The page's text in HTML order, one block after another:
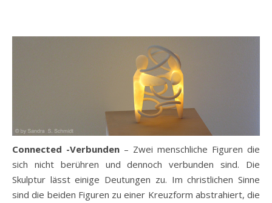
Connected -Verbunden – Zwei menschliche Figuren die
sich nicht berühren und dennoch verbunden sind. Die
Skulptur lässt einige Deutungen zu. Im christlichen Sinne
sind die beiden Figuren zu einer Kreuzform abstrahiert, die